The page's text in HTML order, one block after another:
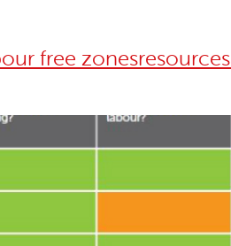
free zonesresources